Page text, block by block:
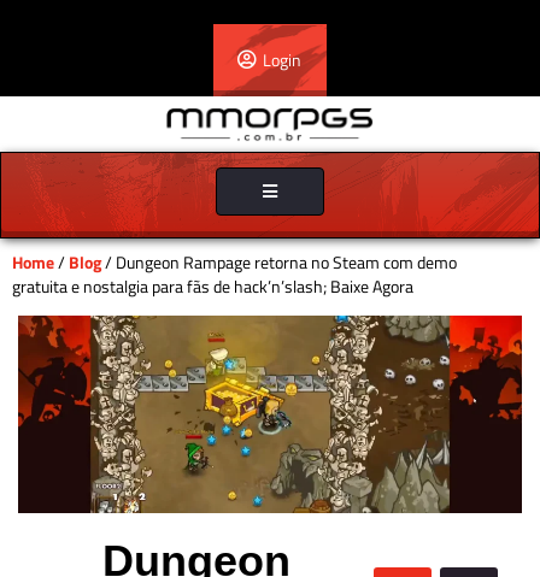
Login
Toggle
navigation
Home/Blog/ Dungeon Rampage retorna no Steam com demo
gratuita e nostalgia para fãs de hack’n’slash; Baixe Agora
Dungeon